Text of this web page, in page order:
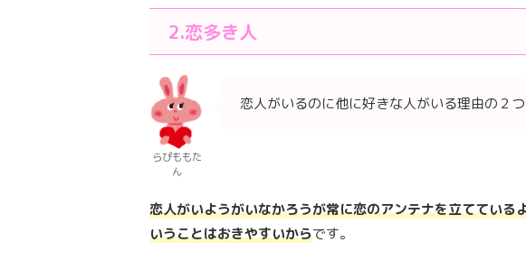
2.恋多き人
らぴももた
ん
恋人がいるのに他に好きな人がいる理由の２つ
恋人がいようがいなかろうが常に恋のアンテナを立てている
いうことはおきやすいからです。